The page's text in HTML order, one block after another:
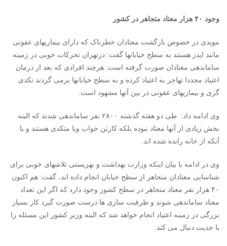
وجود ۴۰ هزار معتاد متجاهر در کشور
مویدی در خصوص بازگشت معتادان خطرناک که دارای بیماریهای عفونی
مانند ایدز هستند به سطح خیابانها گفت: درتهران تحرکات خوبی در زمینه
ساماندهی معتادان صورت گرفته است. هرچند افرادی که بعد از درمان
اعتیاد مجددا تهاجر به اعتیاد کرده و به سطح خیابانها برمی گردند تکدی
گری و بیماریهای عفونی در بین آنها مشهود است.
وی ادامه داد: طی دو هفته گذشته ۲۸۰۰ نفر ساماندهی شدند که البته
بخش زیادی از آنها معتاد نبوده بلکه کارتن خواب ویا متکدی هستند و یا
آنکه از خانه رانده شده اند.
وی در ادامه با بیان اینکه وزارت بهداشت و بهزیستی تلاشهای خوبی برای
شناسایی معتادان متجاهر از سطح خیابان انجام داده اند، گفت: هم اکنون
۴۰ هزار نفر معتاد متجاهر در سطح کشور وجود دارد که اگر این تعداد
معتاد ساماندهی شوند و ظرفیت سازی ها درست صورت گیرد کار بسیار
بزرگی در زمینه اعتیاد انجام خواهد شد که البته وزیر کشور این مسئله را
با جدیت دنبال می کند.